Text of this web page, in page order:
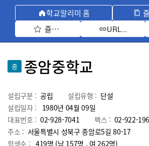
학교알리미 홈
즐겨찾기 선택
URL 복사
중 종암중학교
설립구분 : 공립 설립유형 : 단설
설립일자 :
1980년 04월 09일
대표번호 : 02-928-7041 팩스 : 02-922-
주소 : 서울특별시 성북구 종암로5길 80-17
학생수 : 419명 (남 157명 , 여 262명)